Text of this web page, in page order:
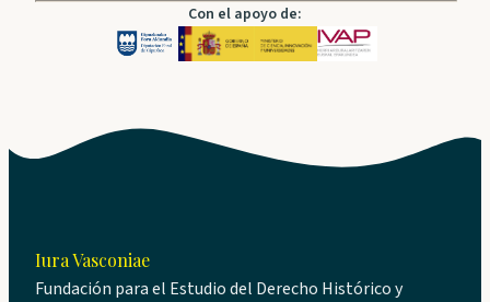
Con el apoyo de:
Iura Vasconiae
Fundación para el Estudio del Derecho Histórico y